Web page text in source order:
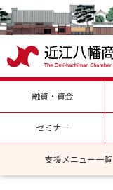
融資・資金
セミナー
支援メニュー一覧